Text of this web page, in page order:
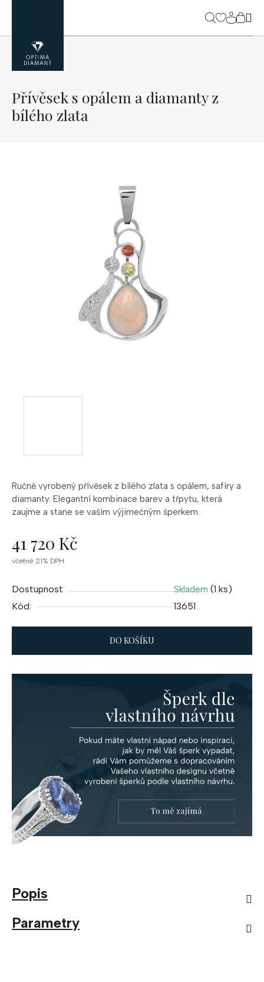
obsah
Ručně vyrobený přívěsek z bílého zlata s opálem, safíry a
diamanty. Elegantní kombinace barev a třpytu, která
zaujme a stane se vaším výjimečným šperkem.
41 720 Kč
Měrná
včetně 21% DPH
Dostupnost Skladem (1 ks)
Kód:
13651
DO KOŠÍKU
Přívěsek s opálem a diamanty z
bílého zlata
Popis
Parametry